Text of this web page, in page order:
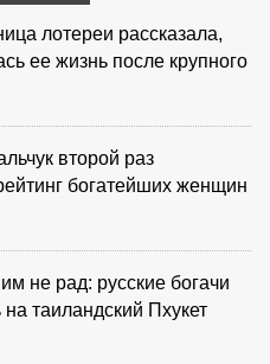
лотереи рассказала,
ее жизнь после крупного
второй раз
богатейших женщин
не рад: русские богачи
таиландский Пхукет